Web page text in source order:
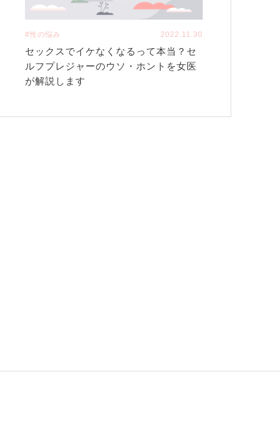
#性の悩み 2022.11.30
セックスでイケなくなるって本当？セ
ルフプレジャーのウソ・ホントを女医
が解説します